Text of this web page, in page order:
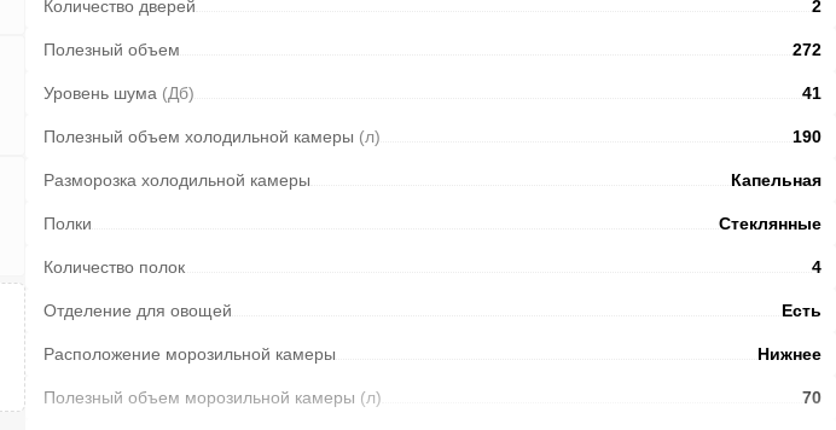
Количество дверей 2
Полезный объем 272
Уровень шума (Дб) 41
Полезный объем холодильной камеры (л) 190
Разморозка холодильной камеры Капельная
Полки Стеклянные
Количество полок 4
Отделение для овощей Есть
Расположение морозильной камеры Нижнее
Полезный объем морозильной камеры (л) 70